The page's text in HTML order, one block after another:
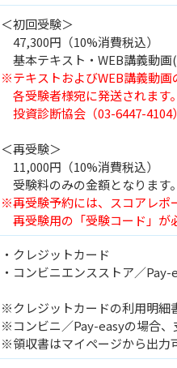
＜初回受験＞
47,300円（10%消費税込）
基本テキスト・WEB講義動
※テキストおよびWEB講義動画
各受験者様宛に発送されます
投資診断協会（03-6447-4104
＜再受験＞
11,000円（10%消費税込）
受験料のみの金額となります。
※再受験予約には、スコアレポ
再受験用の「受験コード」が
・クレジットカード
・コンビニエンスストア／Pay-
※クレジットカードの利用明細
※コンビニ／Pay-easyの場合
※領収書はマイページから出力